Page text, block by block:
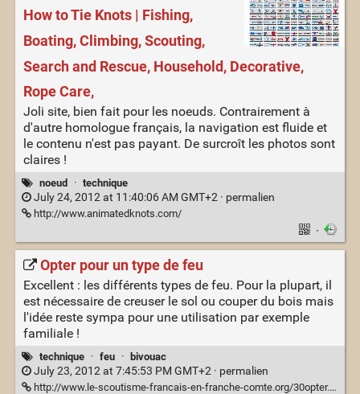
How to Tie Knots | Fishing,
Boating, Climbing, Scouting,
Search and Rescue, Household, Decorative,
Rope Care,
Joli site, bien fait pour les noeuds. Contrairement à
d'autre homologue français, la navigation est fluide et
le contenu n'est pas payant. De surcroît les photos sont
claires !
noeud · technique
July 24, 2012 at 11:40:06 AM GMT+2 · permalien
http://www.animatedknots.com/
·
Opter pour un type de feu
Excellent : les différents types de feu. Pour la plupart, il
est nécessaire de creuser le sol ou couper du bois mais
l'idée reste sympa pour une utilisation par exemple
familiale !
technique · feu · bivouac
July 23, 2012 at 7:45:53 PM GMT+2 · permalien
http://www.le-scoutisme-francais-en-franche-comte.org/30opter.html